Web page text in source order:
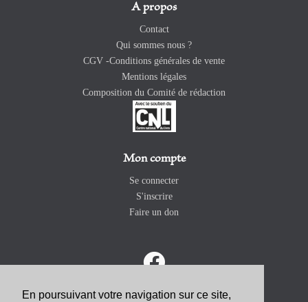
En poursuivant votre navigation sur ce site,
A propos
Contact
Qui sommes nous ?
CGV -Conditions générales de vente
Mentions légales
Composition du Comité de rédaction
Mon compte
Se connecter
S'inscrire
Faire un don